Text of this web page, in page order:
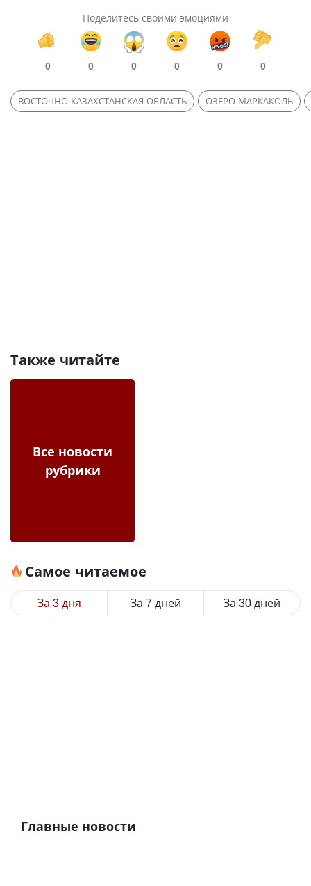
Поделитесь своими эмоциями
0 0 0 0 0 0
ВОСТОЧНО-КАЗАХСТАНСКАЯ ОБЛАСТЬ ОЗЕРО МАРКАКОЛЬ
Также читайте
Все новости
рубрики
Самое читаемое
За 3 дня За 7 дней За 30 дней
Главные новости